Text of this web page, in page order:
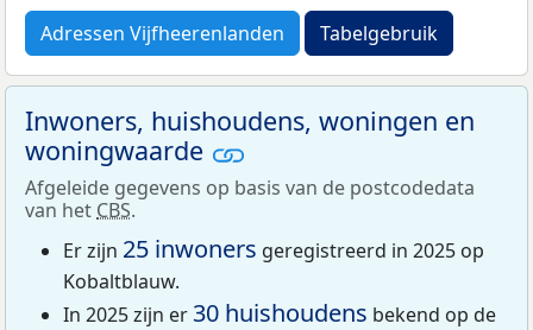
Adressen Vijfheerenlanden Tabelgebruik
Inwoners, huishoudens, woningen en
woningwaarde
Afgeleide gegevens op basis van de postcodedata
van het CBS.
Er zijn 25 inwoners geregistreerd in 2025 op
Kobaltblauw.
In 2025 zijn er 30 huishoudens bekend op de